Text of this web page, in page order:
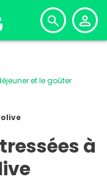
et le goûter
à